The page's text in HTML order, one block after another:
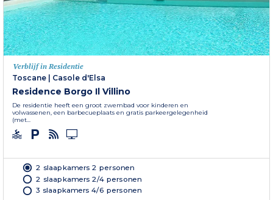
Verblijf in Residentie
Toscane | Casole d'Elsa
Residence Borgo Il Villino
De residentie heeft een groot zwembad voor kinderen en
volwassenen, een barbecueplaats en gratis parkeergelegenheid
(met...
2 slaapkamers 2 personen
2 slaapkamers 2/4 personen
3 slaapkamers 4/6 personen